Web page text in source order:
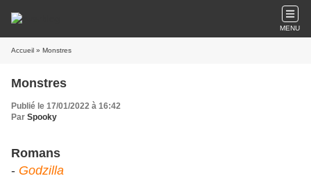
MENU
Accueil » Monstres
Monstres
Publié le 17/01/2022 à 16:42
Par Spooky
Romans
- Godzilla